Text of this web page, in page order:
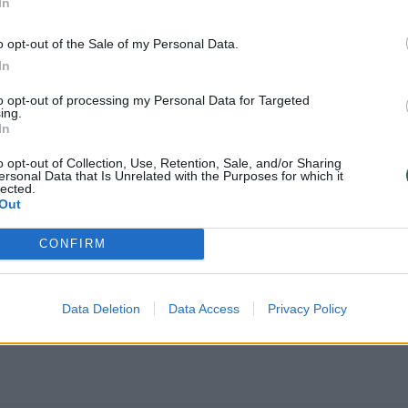
opt-out of the Sale of my Personal Data.
opt-out of processing my Personal Data for Targeted
opt-out of Collection, Use, Retention, Sale, and/or Sharing
Data that Is Unrelated with the Purposes for which it
CONFIRM
Data Deletion Data Access Privacy Policy
kariaujant Ukrainoje J.Prigožino įtaką
kalba, kad būtent „Wagner“ grupuotė
kritika atskleidžia, kad situacija Rusijoje
viešai jau spėjo išsakyti ir daugiau jo
banga – dar didesnė.
skelbė, kad Rusijai svarbus asmuo asmeniškai
metu padarytas klaidas, tačiau neįvardijo